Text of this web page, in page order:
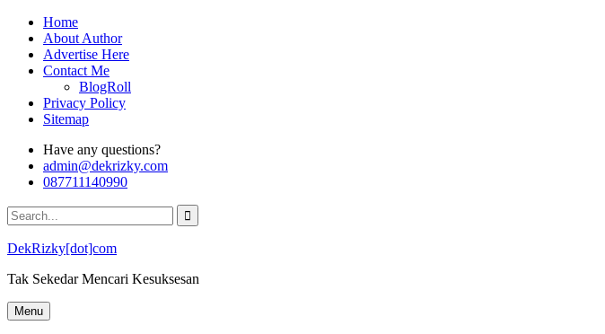
Skip
content
Home
About Author
Advertise Here
Contact Me
BlogRoll
Privacy Policy
Sitemap
Have any questions?
admin@dekrizky.com
087711140990
Search
for:
DekRizky[dot]com
Tak Sekedar Mencari Kesuksesan
Menu